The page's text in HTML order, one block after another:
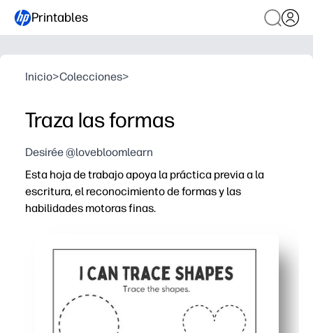
Printables
Inicio>Colecciones>
Traza las formas
Desirée @lovebloomlearn
Esta hoja de trabajo apoya la práctica previa a la
escritura, el reconocimiento de formas y las
habilidades motoras finas.
Las atractivas formas y las guías punteadas hacen
Desarrolla el control del lápiz, la coordinación mano-
Uso flexible: traza, colorea o coloca en una funda de